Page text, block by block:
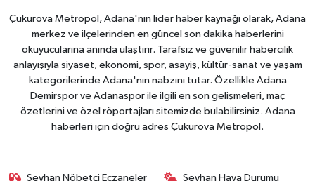
Çukurova Metropol, Adana'nın lider haber kaynağı olarak, Adana
merkez ve ilçelerinden en güncel son dakika haberlerini
okuyucularına anında ulaştırır. Tarafsız ve güvenilir habercilik
anlayışıyla siyaset, ekonomi, spor, asayiş, kültür-sanat ve yaşam
kategorilerinde Adana'nın nabzını tutar. Özellikle Adana
Demirspor ve Adanaspor ile ilgili en son gelişmeleri, maç
özetlerini ve özel röportajları sitemizde bulabilirsiniz. Adana
haberleri için doğru adres Çukurova Metropol.
Seyhan Nöbetçi Eczaneler Seyhan Hava Durumu